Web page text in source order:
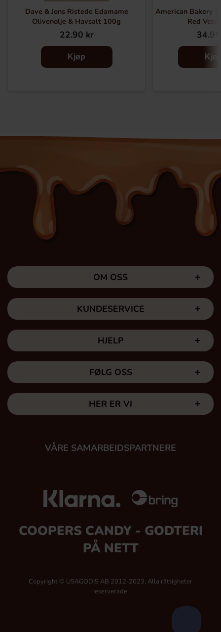
Dave & Jons Ristede Edamame
Olivenolje & Havsalt 100g
22.90 kr
Kjøp
American Bakery
Red
OM OSS
KUNDESERVICE
HJELP
FØLG OSS
HER ER VI
VÅRE SAMARBEIDSPARTNERE
COOPERS CANDY - GODTERI
PÅ NETT
Copyright © USAGODIS AB 2012-2023, Alla rättigheter
reserverade.